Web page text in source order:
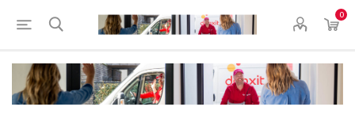
0